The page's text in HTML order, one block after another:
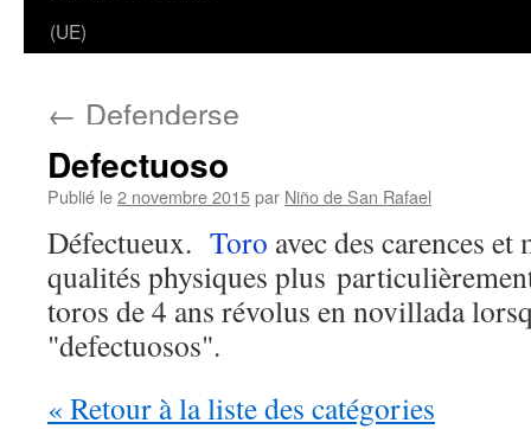
(UE)
← Defenderse
Defectuoso
Publié le2 novembre 2015par Niño de San Rafael
Défectueux. Toro avec des carences et
qualités physiques plus
toros de 4 ans révolus en novillada
"defectuosos".
« Retour à la liste des catégories